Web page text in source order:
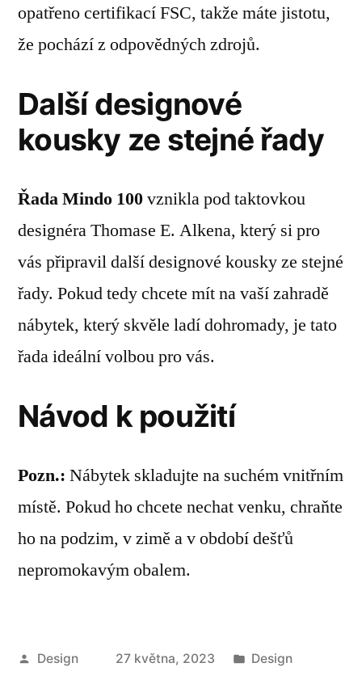
opatřeno certifikací FSC, takže máte jistotu,
že pochází z odpovědných zdrojů.
Další designové
kousky ze stejné řady
Řada Mindo 100vznikla pod taktovkou
designéra Thomase E. Alkena, který si pro
vás připravil další designové kousky ze stejné
řady. Pokud tedy chcete mít na vaší zahradě
nábytek, který skvěle ladí dohromady, je tato
řada ideální volbou pro vás.
Návod k použití
Pozn.: Nábytek skladujte na suchém vnitřním
místě. Pokud ho chcete nechat venku, chraňte
ho na podzim, v zimě a v období dešťů
nepromokavým obalem.
Autor
Design 27 května, 2023
Publikováno
Design